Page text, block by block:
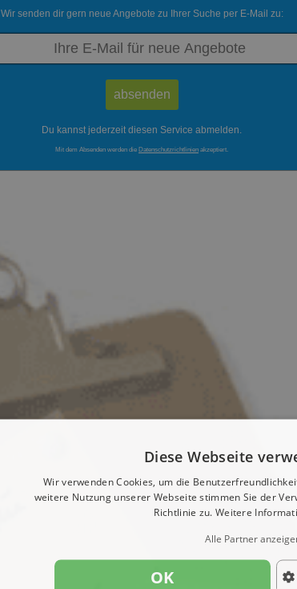
Wir senden dir gern neue Angebote zu Ihrer Suche per E-Mail zu:
Du kannst jederzeit diesen Service abmelden.
Mit dem Absenden werden die Datenschutzrichtlinien akzeptiert.
Diese Webseite
Wir verwenden Cookies, um die
weitere Nutzung unserer Webseite stimmen Sie der
Richtlinie zu. Weitere
Alle Partner
OK